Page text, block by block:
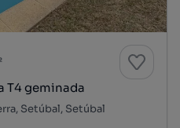
Moradia T4 geminada
Setúbal, Setúbal